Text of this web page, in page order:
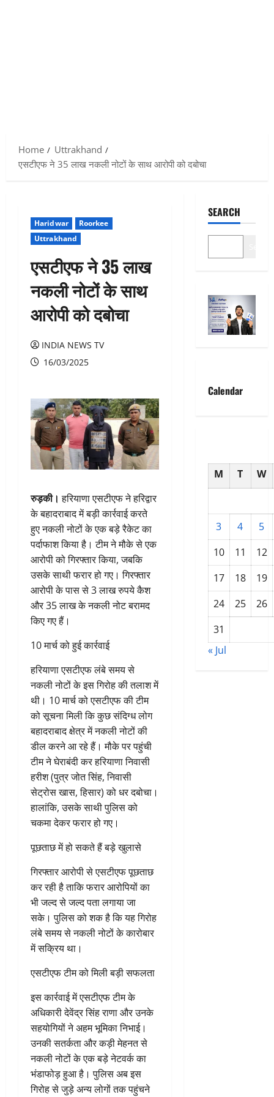
Home
Uttrakhand
एसटीएफ ने 35 लाख नकली नोटों के साथ आरोपी को दबोचा
Haridwar
Roorkee
Uttrakhand
एसटीएफ ने 35 लाख
नकली नोटों के साथ
आरोपी को दबोचा
INDIA NEWS TV
16/03/2025
रुड़की। हरियाणा एसटीएफ ने हरिद्वार
के बहादराबाद में बड़ी कार्रवाई करते
हुए नकली नोटों के एक बड़े रैकेट का
पर्दाफाश किया है। टीम ने मौके से एक
आरोपी को गिरफ्तार किया, जबकि
उसके साथी फरार हो गए। गिरफ्तार
आरोपी के पास से 3 लाख रुपये कैश
और 35 लाख के नकली नोट बरामद
किए गए हैं।
10 मार्च को हुई कार्रवाई
हरियाणा एसटीएफ लंबे समय से
नकली नोटों के इस गिरोह की तलाश में
थी। 10 मार्च को एसटीएफ की टीम
को सूचना मिली कि कुछ संदिग्ध लोग
बहादराबाद क्षेत्र में नकली नोटों की
डील करने आ रहे हैं। मौके पर पहुंची
टीम ने घेराबंदी कर हरियाणा निवासी
हरीश (पुत्र जोत सिंह, निवासी
सेट्रोस खास, हिसार) को धर दबोचा।
हालांकि, उसके साथी पुलिस को
चकमा देकर फरार हो गए।
पूछताछ में हो सकते हैं बड़े खुलासे
गिरफ्तार आरोपी से एसटीएफ पूछताछ
कर रही है ताकि फरार आरोपियों का
भी जल्द से जल्द पता लगाया जा
सके। पुलिस को शक है कि यह गिरोह
लंबे समय से नकली नोटों के कारोबार
में सक्रिय था।
एसटीएफ टीम को मिली बड़ी सफलता
इस कार्रवाई में एसटीएफ टीम के
अधिकारी देवेंद्र सिंह राणा और उनके
सहयोगियों ने अहम भूमिका निभाई।
उनकी सतर्कता और कड़ी मेहनत से
नकली नोटों के एक बड़े नेटवर्क का
भंडाफोड़ हुआ है। पुलिस अब इस
गिरोह से जुड़े अन्य लोगों तक पहुंचने
SEARCH
Calendar
M T W
3 4
5
10
11
12
17
18
19
24
25
26
31
« Jul